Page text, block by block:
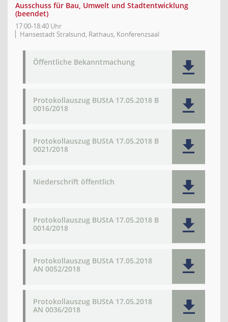
Ausschuss für Bau, Umwelt und Stadtentwicklung
(beendet)
17:00-18:40 Uhr
Hansestadt Stralsund, Rathaus, Konferenzsaal
Öffentliche Bekanntmachung
Protokollauszug BUStA 17.05.2018 B
0016/2018
Protokollauszug BUStA 17.05.2018 B
0021/2018
Niederschrift öffentlich
Protokollauszug BUStA 17.05.2018 B
0014/2018
Protokollauszug BUStA 17.05.2018
AN 0052/2018
Protokollauszug BUStA 17.05.2018
AN 0036/2018